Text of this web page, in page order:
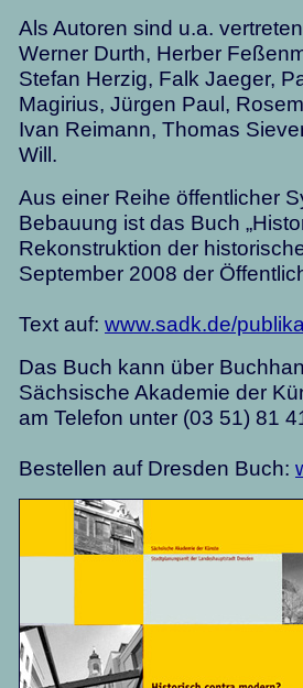
Als Autoren sind u.a.
Werner Durth, Herber
Stefan Herzig, Falk Jaeger,
Magirius, Jürgen Paul,
Ivan Reimann, Thomas
Will.
Aus einer Reihe öffentlicher
Bebauung ist das Buch
Rekonstruktion der
September 2008 der
Text auf: www.sadk.de/
Das Buch kann über
Sächsische Akademie der
am Telefon unter (03 51) 81
Bestellen auf Dresden Buch: